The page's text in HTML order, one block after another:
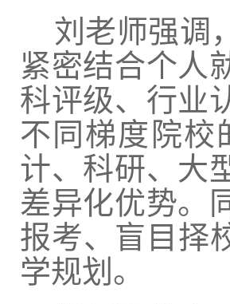
刘老师强调
紧密结合个人
科评级、行业
不同梯度院校
计、科研、大
差异化优势。
报考、盲目择
学规划。